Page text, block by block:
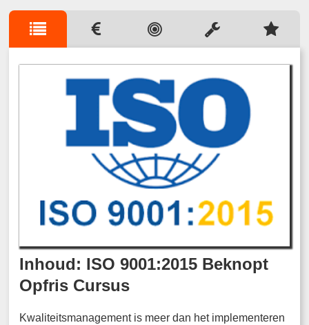
Inhoud: ISO 9001:2015 Beknopt
Opfris Cursus
Kwaliteitsmanagement is meer dan het implementeren